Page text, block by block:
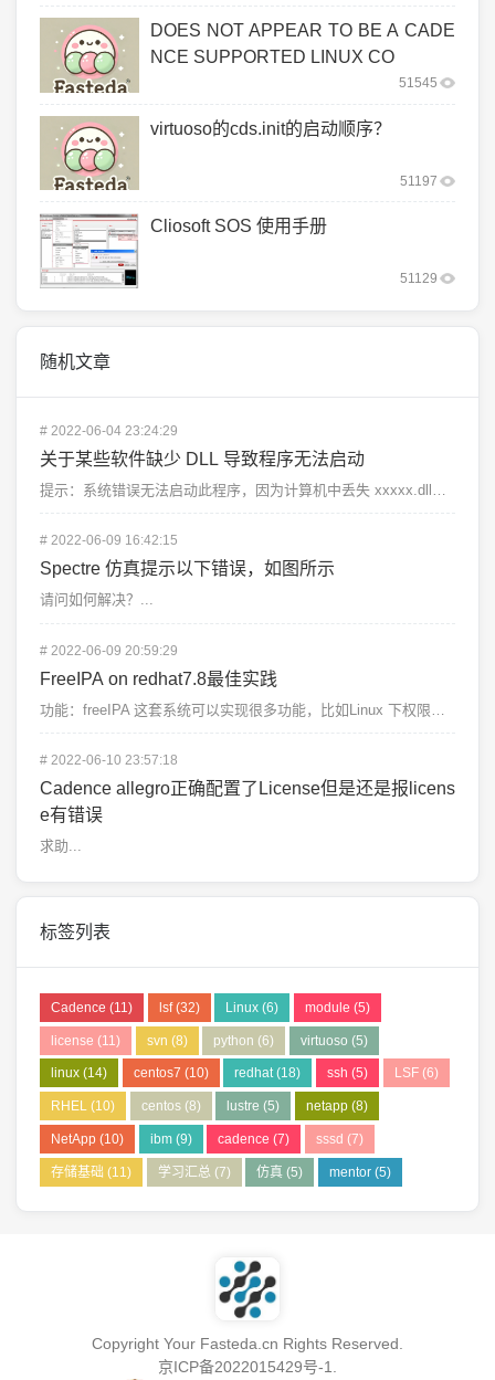
DOES NOT APPEAR TO BE A CADE
NCE SUPPORTED LINUX CO
51545
virtuoso的cds.init的启动顺序？
51197
Cliosoft SOS 使用手册
51129
随机文章
# 2022-06-04 23:24:29
关于某些软件缺少 DLL 导致程序无法启动
# 2022-06-09 16:42:15
Spectre 仿真提示以下错误，如图所示
请问如何解决？...
# 2022-06-09 20:59:29
FreeIPA on redhat7.8最佳实践
# 2022-06-10 23:57:18
Cadence allegro正确配置了License但是还是报licens
e有错误
求助...
标签列表
Cadence (11) lsf(32) Linux (6) module (5)
license (11) svn (8) python (6) virtuoso (5)
linux(14) centos7 (10) redhat(18) ssh (5) LSF(6)
RHEL(10) centos(8) lustre (5) netapp (8)
NetApp(10) ibm(9) cadence (7) sssd (7)
存储基础 (11) 学习汇总 (7) 仿真 (5) mentor (5)
Copyright Your Fasteda.cn Rights Reserved.
京ICP备2022015429号-1